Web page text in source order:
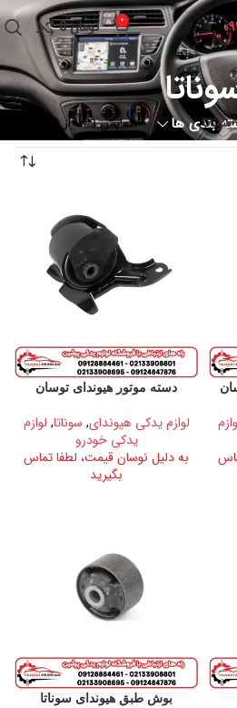
0 تومان0
بندی هاسوناتا
نمایش 1–12 از 25 نتیجه
دسته موتور هیوندای توسان
لوازم یدکی هیوندای, سوناتا, لوازم
یدکی خودرو
به دلیل نوسان قیمت، لطفا تماس
بگیرید
بوش طبق هیوندای سوناتا